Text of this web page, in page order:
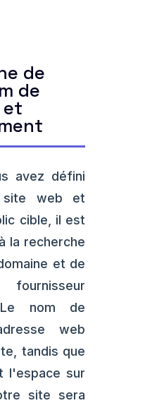
de
de
et
avez défini
web et
cible, il est
la recherche
et de
Le nom de
web
tandis que
l'espace sur
site sera